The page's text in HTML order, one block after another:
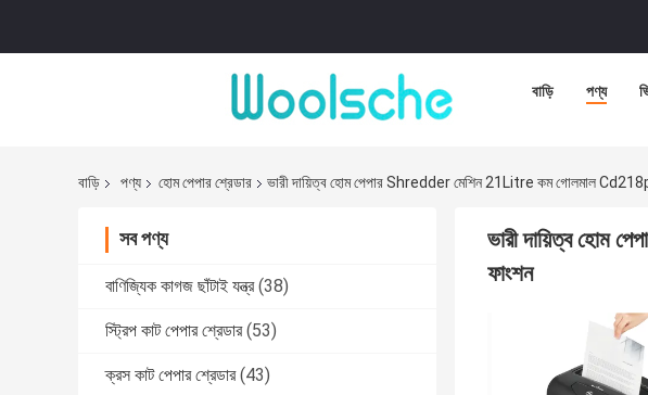
বাড়ি পণ্য
বাড়ি পণ্য হোম পেপার শ্রেডার ভারী দায়িত্ব হোম পেপার Shredder মেশিন 21Litre কম গোলমাল Cd218p-
সব পণ্য
বাণিজ্যিক কাগজ ছাঁটাই যন্ত্র (38)
স্ট্রিপ কাট পেপার শ্রেডার (53)
ক্রস কাট পেপার শ্রেডার (43)
ভারী দায়িত্ব হোম
ফাংশন